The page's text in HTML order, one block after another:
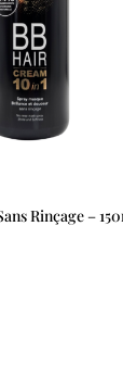
Rinçage –